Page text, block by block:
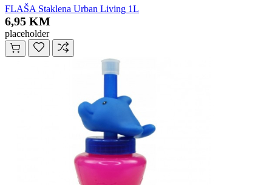
FLAŠA Staklena Urban Living 1L
6,95 KM
placeholder